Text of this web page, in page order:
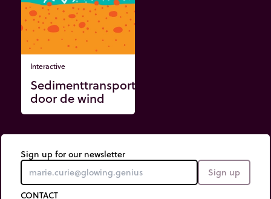
Interactive
Sedimenttransport
door de wind
Sign up for our newsletter
Sign up
CONTACT